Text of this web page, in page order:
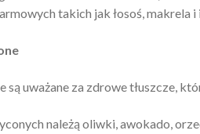
takich jak łosoś, makrela i
są uważane za zdrowe tłuszcze,
należą oliwki, awokado,